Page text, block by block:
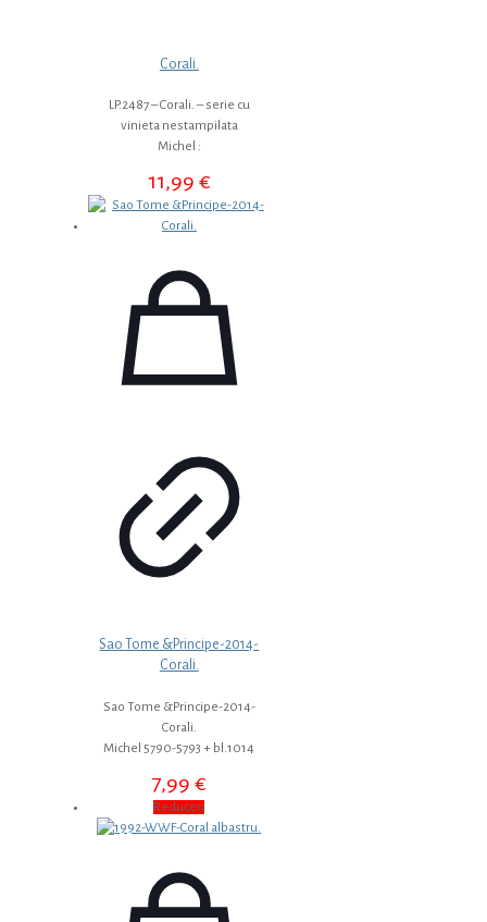
Corali.
LP.2487 – Corali. – serie cu
vinieta nestampilata
Michel :
11,99 €
Sao Tome &Principe-2014-
Corali.
Sao Tome &Principe-2014-
Corali.
Michel 5790-5793 + bl.1014
7,99€
Reduceri